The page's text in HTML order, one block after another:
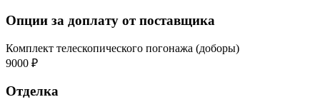
Опции за доплату от поставщика
Комплект телескопического погонажа (доборы)
9000 ₽
Отделка